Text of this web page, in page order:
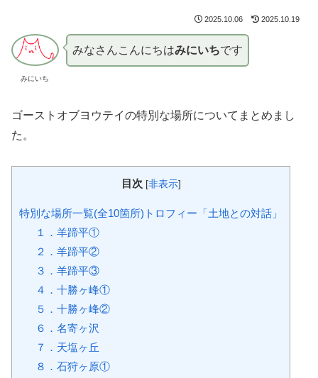
2025.10.06 2025.10.19
みにいち
みなさんこんにちはみにいちです
ゴーストオブヨウテイの特別な場所についてまとめまし
た。
目次 [非表示]
特別な場所一覧(全10箇所)トロフィー「土地との対話」
１．羊蹄平①
２．羊蹄平②
３．羊蹄平③
４．十勝ヶ峰①
５．十勝ヶ峰②
６．名寄ヶ沢
７．天塩ヶ丘
８．石狩ヶ原①